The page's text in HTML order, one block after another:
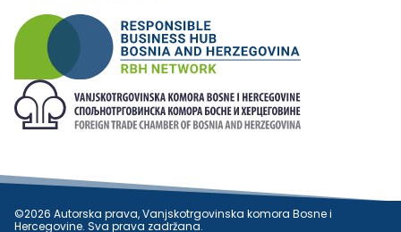
©2026 Autorska prava, Vanjskotrgovinska komora Bosne i
Hercegovine. Sva prava zadržana.